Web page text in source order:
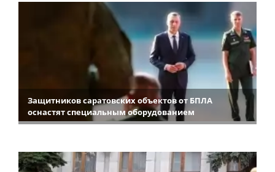
Защитников саратовских объектов от БПЛА
оснастят специальным оборудованием